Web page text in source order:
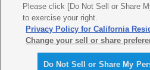
ご利用規約 推薦環境 プライバシーポリ
Please click [Do Not Sell or Share
to exercise your right.
Privacy Policy for California
Change your sell or share
Do Not Sell or Share My